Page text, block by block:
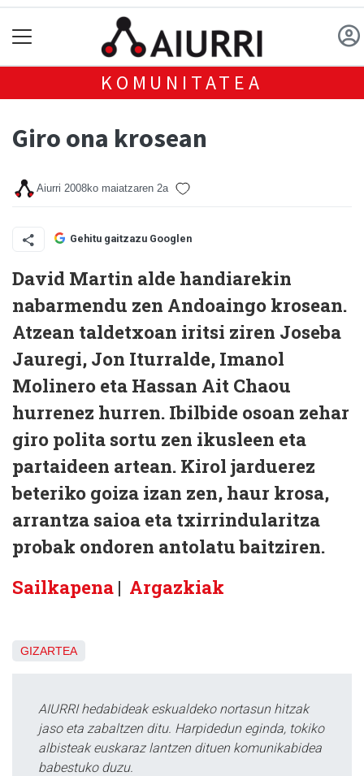
KOMUNITATEA
Giro ona krosean
Aiurri 2008ko maiatzaren 2a
Gehitu gaitzazu Googlen
David Martin alde handiarekin
nabarmendu zen Andoaingo krosean.
Atzean taldetxoan iritsi ziren Joseba
Jauregi, Jon Iturralde, Imanol
Molinero eta Hassan Ait Chaou
hurrenez hurren. Ibilbide osoan zehar
giro polita sortu zen ikusleen eta
partaideen artean. Kirol jarduerez
beteriko goiza izan zen, haur krosa,
arrantza saioa eta txirrindularitza
probak ondoren antolatu baitziren.
Sailkapena | Argazkiak
GIZARTEA
AIURRI hedabideak eskualdeko nortasun hitzak
jaso eta zabaltzen ditu. Harpidedun eginda, tokiko
albisteak euskaraz lantzen dituen komunikabidea
babestuko duzu.